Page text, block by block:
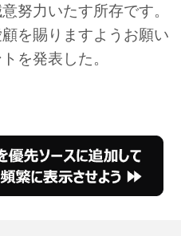
努力いたす所存です。
を賜りますようお願い
を発表した。